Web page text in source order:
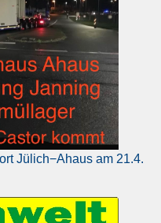
Jülich−Ahaus am 21.4.